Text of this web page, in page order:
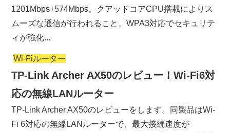
1201Mbps+574Mbps。クアッドコアCPU搭載によりス
ムーズな通信が行われること、WPA3対応でセキュリテ
ィが強化...
Wi-Fiルーター
TP-Link Archer AX50のレビュー！Wi-Fi6対
応の無線LANルーター
TP-Link Archer AX50のレビューをします。同製品はWi-
Fi 6対応の無線LANルーターで、最大接続速度が